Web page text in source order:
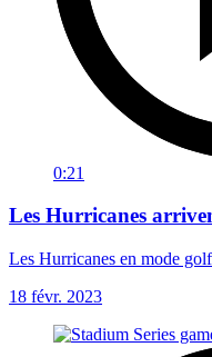
0:21
Les Hurricanes
Les Hurricanes en mode
18 févr. 2023